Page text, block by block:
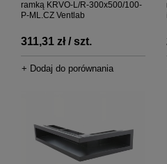
ramką KRVO-L/R-300x500/100-
P-ML.CZ Ventlab
311,31 zł / szt.
+ Dodaj do porównania